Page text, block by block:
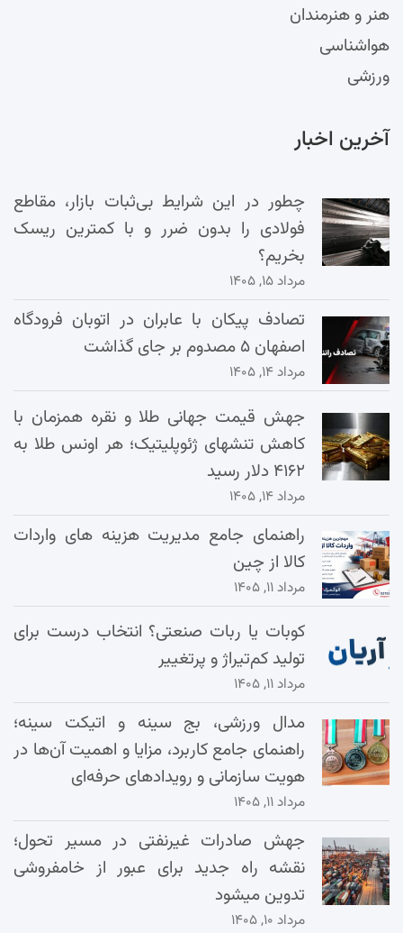
هنر و هنرمندان
هواشناسی
ورزشی
آخرین اخبار
چطور در این شرایط بی‌ثبات بازار، مقاطع
فولادی را بدون ضرر و با کمترین ریسک
بخریم؟
مرداد ۱۵, ۱۴۰۵
تصادف پیکان با عابران در اتوبان فرودگاه
اصفهان ۵ مصدوم بر جای گذاشت
مرداد ۱۴, ۱۴۰۵
جهش قیمت جهانی طلا و نقره همزمان با
کاهش تنشهای ژئوپلیتیک؛ هر اونس طلا به
۴۱۶۲ دلار رسید
مرداد ۱۴, ۱۴۰۵
راهنمای جامع مدیریت هزینه‌ های واردات
کالا از چین
مرداد ۱۱, ۱۴۰۵
کوبات یا ربات صنعتی؟ انتخاب درست برای
تولید کم‌تیراژ و پرتغییر
مرداد ۱۱, ۱۴۰۵
مدال ورزشی، بج سینه و اتیکت سینه؛
راهنمای جامع کاربرد، مزایا و اهمیت آن‌ها در
هویت سازمانی و رویدادهای حرفه‌ای
مرداد ۱۱, ۱۴۰۵
جهش صادرات غیرنفتی در مسیر تحول؛
نقشه راه جدید برای عبور از خامفروشی
تدوین میشود
مرداد ۱۰, ۱۴۰۵